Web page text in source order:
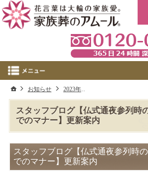
スタッフブログ【仏式通夜参列時
でのマナー】更新案内
スタッフブログ【仏式通夜参列時
でのマナー】更新案内
ホーム
お知らせ 2023年